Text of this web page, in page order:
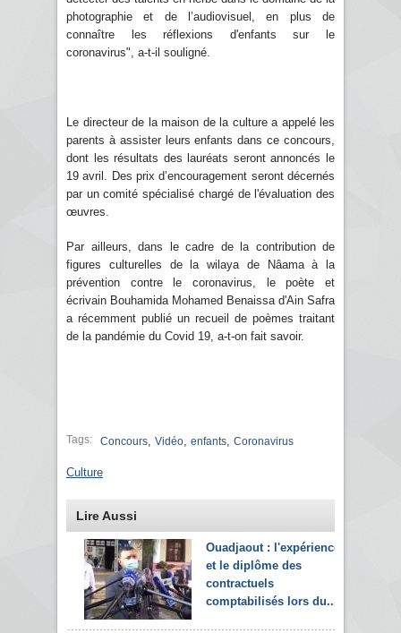
photographie et de l’audiovisuel, en plus de
connaître les réflexions d'enfants sur le
coronavirus", a-t-il souligné.
Le directeur de la maison de la culture a appelé les
parents à assister leurs enfants dans ce concours,
dont les résultats des lauréats seront annoncés le
19 avril. Des prix d’encouragement seront décernés
par un comité spécialisé chargé de l'évaluation des
œuvres.
Par ailleurs, dans le cadre de la contribution de
figures culturelles de la wilaya de Nâama à la
prévention contre le coronavirus, le poète et
écrivain Bouhamida Mohamed Benaissa d'Ain Safra
a récemment publié un recueil de poèmes traitant
de la pandémie du Covid 19, a-t-on fait savoir.
Tags: Concours Vidéo enfants Coronavirus
Culture
Lire Aussi
Ouadjaout : l'expérience
et le diplôme des
contractuels
comptabilisés lors du...